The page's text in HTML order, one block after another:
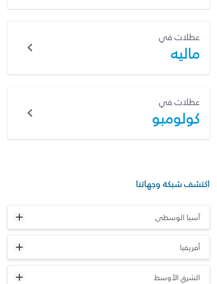
عطلات في
ماليه
عطلات في
كولومبو
اكتشف شبكة وجهاتنا
آسيا الوسطى
أفريقيا
الشرق الأوسط